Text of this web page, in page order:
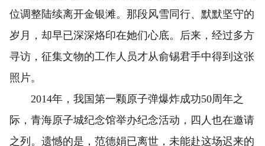
位调整陆续离开金银滩。那段风雪同行、默默坚守的
岁月，却早已深深烙印在她们心底。后来，经过多方
寻访，征集文物的工作人员才从俞锡君手中得到这张
照片。
2014年，我国第一颗原子弹爆炸成功50周年之
际，青海原子城纪念馆举办纪念活动，四人也在邀请
之列。遗憾的是，范德娟已离世，未能赴这场迟来的